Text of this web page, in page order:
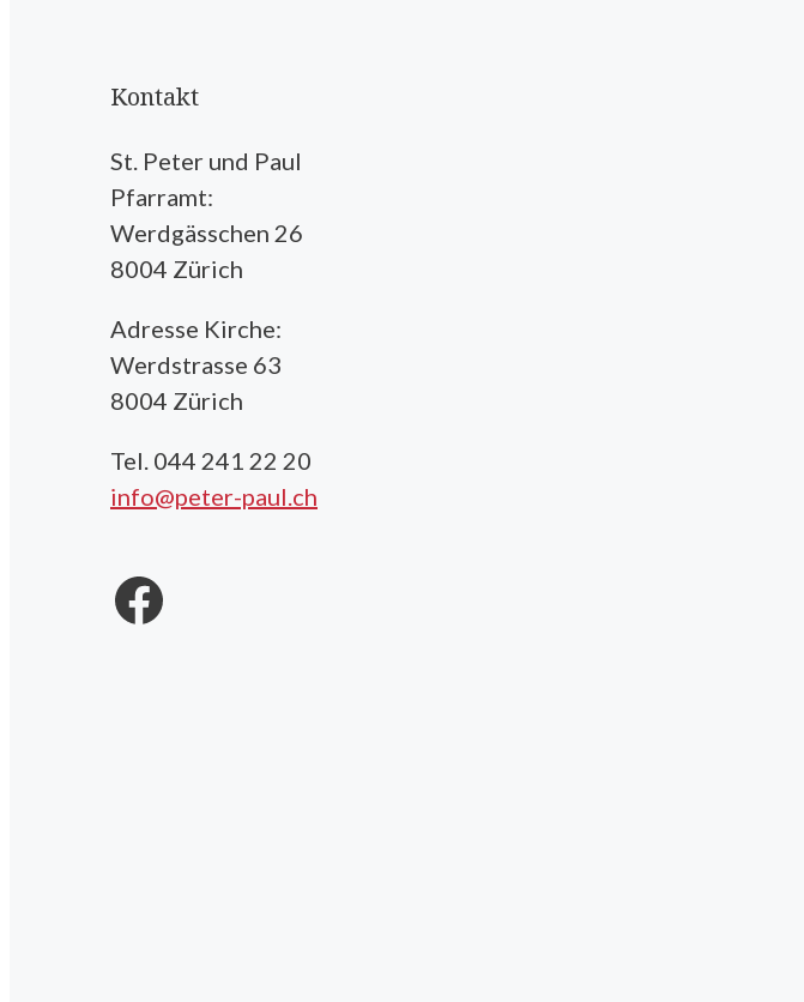
Kontakt
St. Peter und Paul
Pfarramt:
Werdgässchen 26
8004 Zürich
Adresse Kirche:
Werdstrasse 63
8004 Zürich
Tel. 044 241 22 20
info@peter-paul.ch
Facebook